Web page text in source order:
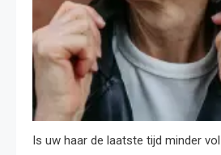
Is uw haar de laatste tijd minder